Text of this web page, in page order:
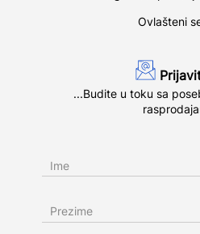
Ovlašteni
...Budite u toku sa
Ime
Prezime